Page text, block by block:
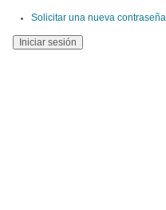
Solicitar una nueva contraseña